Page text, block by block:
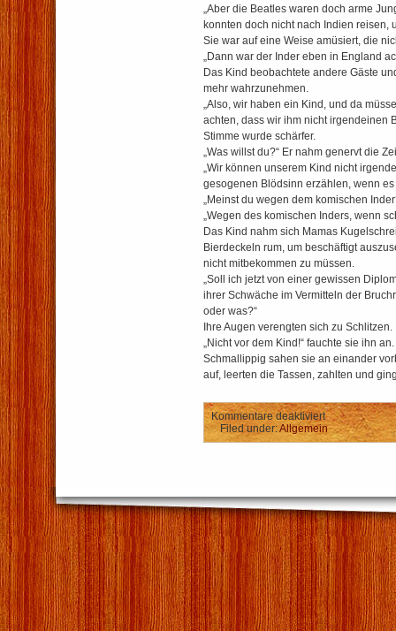
„Aber die Beatles waren doch arme
konnten doch nicht nach Indien reisen,
Sie war auf eine Weise amüsiert, die
„Dann war der Inder eben in England
Das Kind beobachtete andere Gäste
mehr wahrzunehmen.
„Also, wir haben ein Kind, und da
achten, dass wir ihm nicht irgendeinen
Stimme wurde schärfer.
„Was willst du?“ Er nahm genervt die
„Wir können unserem Kind nicht
gesogenen Blödsinn erzählen, wenn es
„Meinst du wegen dem komischen
„Wegen des komischen Inders, wenn
Das Kind nahm sich Mamas
Bierdeckeln rum, um beschäftigt
nicht mitbekommen zu müssen.
„Soll ich jetzt von einer gewissen
ihrer Schwäche im Vermitteln der
oder was?“
Ihre Augen verengten sich zu Schlitzen.
„Nicht vor dem Kind!“ fauchte sie ihn
Schmallippig sahen sie an einander
auf, leerten die Tassen, zahlten und
Kommentare deaktiviertfür
Irgendein
Inder
Filed under:Allgemein